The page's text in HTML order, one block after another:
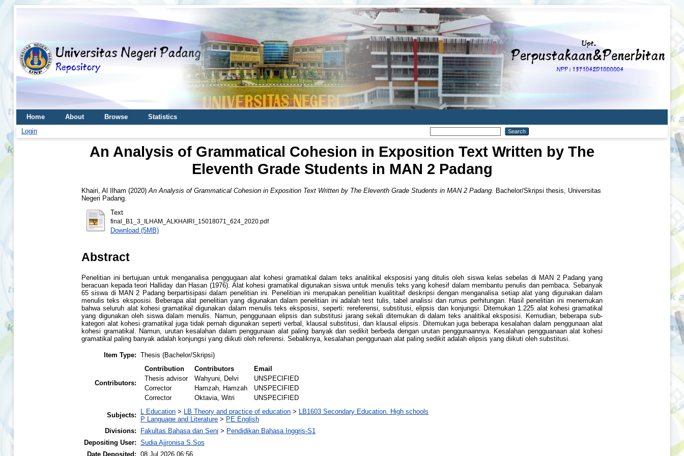
Home About Browse
Statistics
Login
An Analysis of Grammatical Cohesion in Exposition Text Written by The
Eleventh Grade Students in MAN 2 Padang
Khairi, Al Ilham (2020) An Analysis of Grammatical Cohesion in Exposition Text Written by The Eleventh Grade Students in MAN 2 Padang.
Bachelor/Skripsi thesis, Universitas
Negeri Padang.
Text
final_B1_3_ILHAM_ALKHAIRI_15018071_624_2020.pdf
Download (5MB)
Abstract
Penelitian ini bertujuan untuk menganalisa penggugaan alat kohesi gramatikal dalam teks analitikal eksposisi yang ditulis oleh siswa kelas sebelas di MAN 2 Padang yang
beracuan kepada teori Halliday dan Hasan (1976). Alat kohesi gramatikal digunakan siswa untuk menulis teks yang kohesif dalam membantu penulis dan pembaca. Sebanyak
65 siswa di MAN 2 Padang berpartisipasi dalam penelitian ini. Penelitian ini merupakan penelitian kualititaif deskripsi dengan menganalisa setiap alat yang digunakan dalam
menulis teks eksposisi. Beberapa alat penelitian yang digunakan dalam penelitian ini adalah test tulis, tabel analissi dan rumus perhitungan. Hasil penelitian ini menemukan
bahwa seluruh alat kohesi gramatikal digunakan dalam menulis teks eksposisi, seperti: rereferensi, substitusi, elipsis dan konjungsi. Ditemukan 1.225 alat kohesi gramatikal
yang digunakan oleh siswa dalam menulis. Namun, penggunaan elipsis dan substitusi jarang sekali ditemukan di dalam teks analitikal eksposisi. Kemudian, beberapa sub-
kategori alat kohesi gramatikal juga tidak pernah digunakan seperti verbal, klausal substitusi, dan klausal elipsis. Ditemukan juga beberapa kesalahan dalam penggunaan alat
kohesi gramatikal. Namun, urutan kesalahan dalam penggunaan alat paling banyak dan sedikit berbeda dengan urutan penggunaannya. Kesalahan pengguanaan alat kohesi
gramatikal paling banyak adalah konjungsi yang diikuti oleh referensi. Sebaliknya, kesalahan penggunaan alat paling sedikit adalah elipsis yang diikuti oleh substitusi.
Item Type: Thesis (Bachelor/Skripsi)
Contributors:
Contribution Contributors
Email
Thesis advisor
Wahyuni, Delvi
UNSPECIFIED
Corrector
Hamzah, Hamzah
UNSPECIFIED
Corrector
Oktavia, Witri UNSPECIFIED
Subjects: L Education > LB Theory and practice of education > LB1603 Secondary Education. High schools
P Language and Literature > PE English
Divisions:
Fakultas Bahasa dan Seni > Pendidikan Bahasa Inggris-S1
Depositing User: Sudia Ajjronisa S.Sos
Date Deposited: 08 Jul 2026 06:56